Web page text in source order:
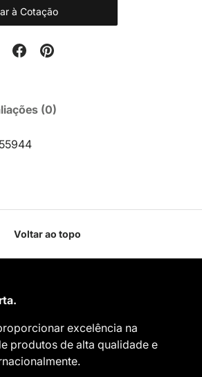
à Cotação
(0)
Voltar ao topo
excelência na
produtos de alta qualidade e